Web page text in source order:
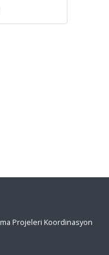
Projeleri Koordinasyon